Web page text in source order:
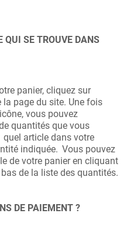
QUI SE TROUVE DANS
panier, cliquez sur
la page du site. Une fois
vous pouvez
quantités que vous
quel article dans votre
indiquée. Vous pouvez
de votre panier en cliquant
de la liste des quantités.
DE PAIEMENT ?